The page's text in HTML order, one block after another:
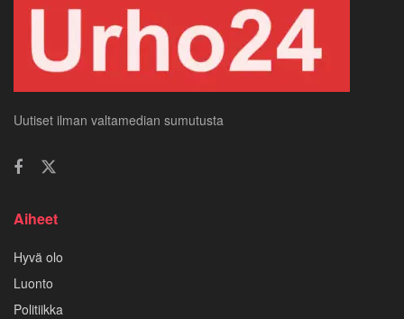
Uutiset ilman valtamedian sumutusta
Aiheet
Hyvä olo
Luonto
Politiikka